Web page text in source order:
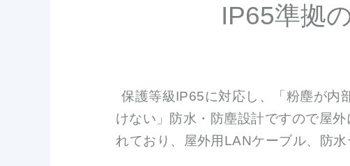
IP65準拠
保護等級IP65に対応し、「粉塵が内
けない」防水・防塵設計ですので屋
れており、屋外用LANケーブル、防